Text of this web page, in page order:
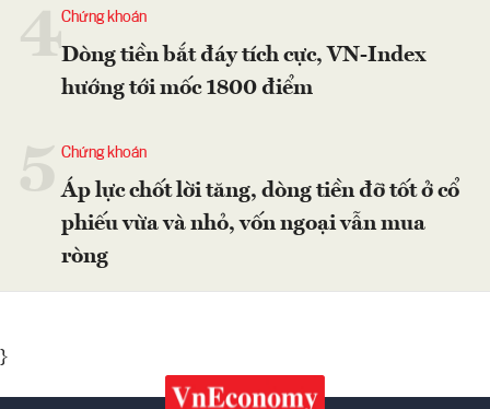
4Chứng khoán
Dòng tiền bắt đáy tích cực, VN-Index
hướng tới mốc 1800 điểm
Chứng khoán
Áp lực chốt lời tăng, dòng tiền đỡ tốt ở cổ
phiếu vừa và nhỏ, vốn ngoại vẫn mua
ròng
}